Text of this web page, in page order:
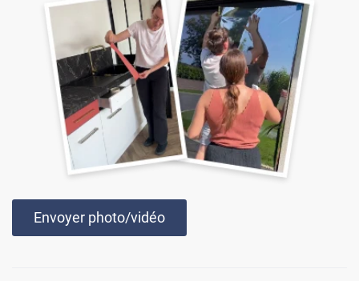
Envoyer photo/vidéo